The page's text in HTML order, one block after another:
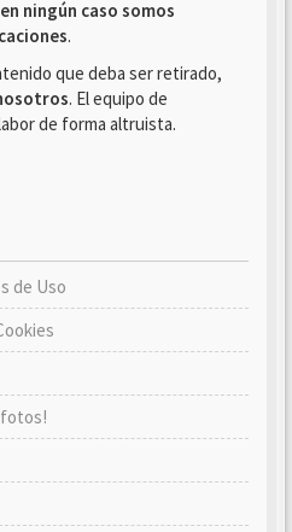
en ningún caso somos
.
que deba ser retirado,
. El equipo de
de forma altruista.
de Uso
fotos!